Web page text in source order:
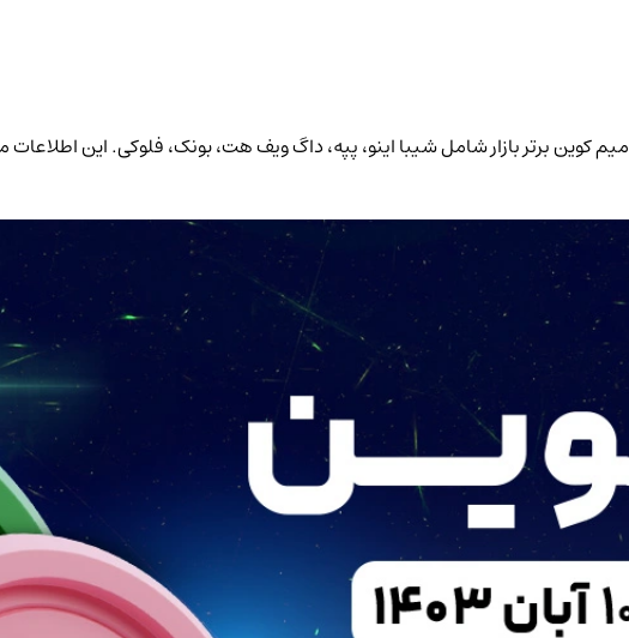
بررسی قیمت، تغییرات 24 ساعته و حجم معاملات شش 6 میم کوین برتر بازار شامل شیبا اینو، پپه، داگ ویف هت،